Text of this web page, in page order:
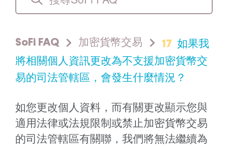
SoFi FAQ 加密貨幣交易 17 如果我
將相關個人資訊更改為不支援加密貨幣交
易的司法管轄區，會發生什麼情況？
如您更改個人資料，而有關更改顯示您與
適用法律或法規限制或禁止加密貨幣交易
的司法管轄區有關聯，我們將無法繼續為